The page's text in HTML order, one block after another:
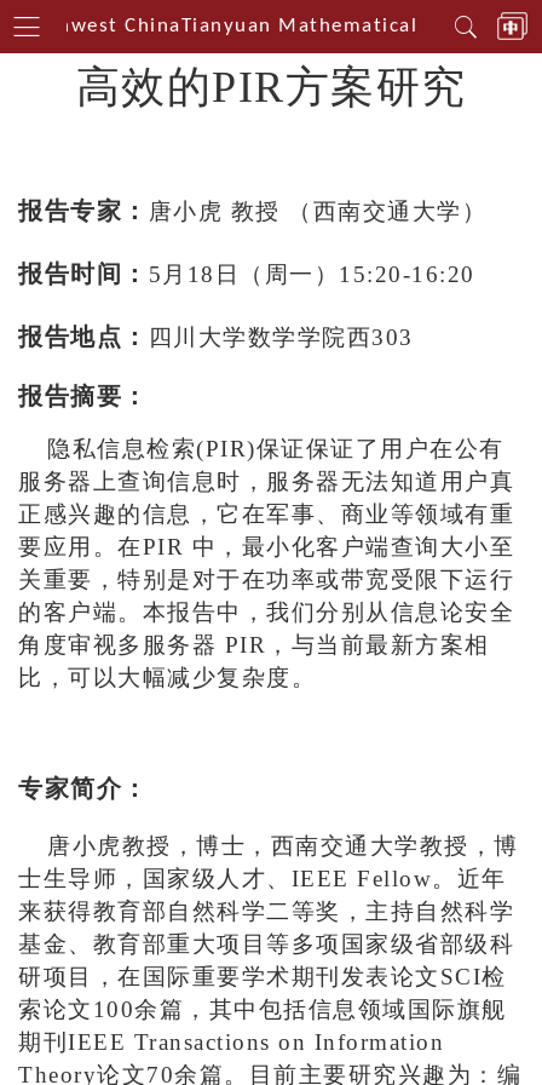
ChinaTianyuan Mathematical Centerin
高效的PIR方案研究
报告专家： 唐小虎 教授 （西南交通大学）
报告时间： 5 月 18 日（周一 ） 15:20-16:20
报告地点： 四川大学数学学院西303
报告摘要：
隐私信息检索(PIR)保证保证了用户在公有
服务器上查询信息时，服务器无法知道用户真
正感兴趣的信息，它在军事、商业等领域有重
要应用。在PIR 中，最小化客户端查询大小至
关重要，特别是对于在功率或带宽受限下运行
的客户端。本报告中，我们分别从信息论安全
角度审视多服务器 PIR，与当前最新方案相
比，可以大幅减少复杂度。
专家简介：
唐小虎教授，博士，西南交通大学教授，博
士生导师，国家级人才、IEEE Fellow。近年
来获得教育部自然科学二等奖，主持自然科学
基金、教育部重大项目等多项国家级省部级科
研项目，在国际重要学术期刊发表论文SCI检
索论文100余篇，其中包括信息领域国际旗舰
期刊IEEE Transactions on Information
Theory论文70余篇。目前主要研究兴趣为：编